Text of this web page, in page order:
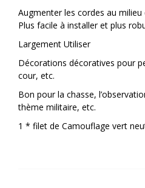
Augmenter les cordes au
Plus facile à installer et plus
Largement Utiliser
Décorations décoratives pour
cour, etc.
Bon pour la chasse,
thème militaire, etc.
1 * filet de Camouflage vert